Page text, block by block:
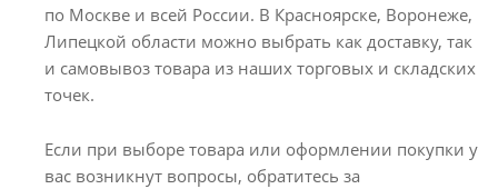
по Москве и всей России. В Красноярске, Воронеже,
Липецкой области можно выбрать как доставку, так
и самовывоз товара из наших торговых и складских
точек.
Если при выборе товара или оформлении покупки у
вас возникнут вопросы, обратитесь за